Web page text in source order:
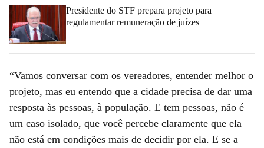
Presidente do STF prepara projeto para
regulamentar remuneração de juízes
“Vamos conversar com os vereadores, entender melhor o
projeto, mas eu entendo que a cidade precisa de dar uma
resposta às pessoas, à população. E tem pessoas, não é
um caso isolado, que você percebe claramente que ela
não está em condições mais de decidir por ela. E se a